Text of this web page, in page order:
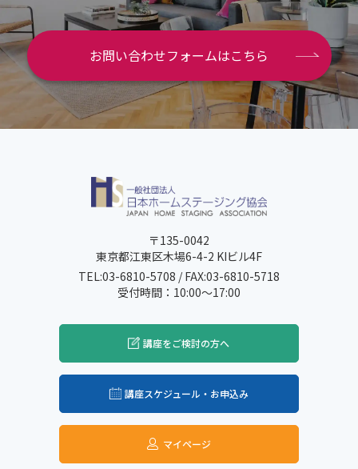
お問い合わせフォームはこちら
〒135-0042
東京都江東区木場6-4-2 KIビル4F
TEL:03-6810-5708 / FAX:03-6810-5718
受付時間：10:00～17:00
講座をご検討の方へ
講座スケジュール・お申込み
マイページ